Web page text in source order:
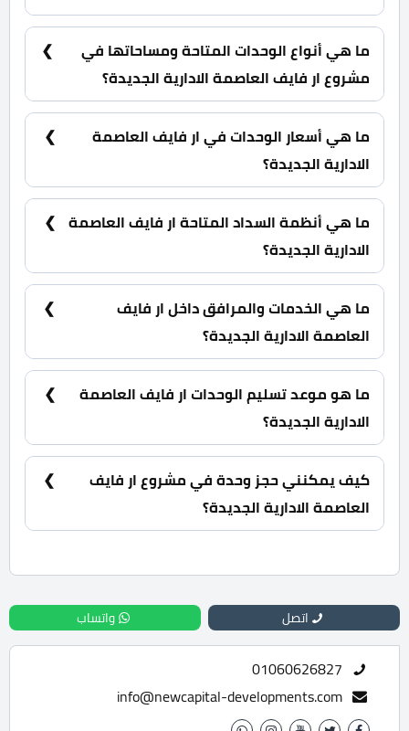
كمبوند ار فايف العاصمة الادارية الجديدة بقلب الحي
السكني الخامس R5.
ما هي أنواع الوحدات المتاحة ومساحاتها في
مشروع ار فايف العاصمة الادارية الجديدة؟
شقق سكنية بمساحات تبدأ من 79 متر مربع.
ما هي أسعار الوحدات في ار فايف العاصمة
الادارية الجديدة؟
بأسعار تبدأ من 5,667,801 جنية.
ما هي أنظمة السداد المتاحة ار فايف العاصمة
الادارية الجديدة؟
5% مقدم حجز و أيضا يتم تقسيط الباقي من المبلغ على
15 سنة.
ما هي الخدمات والمرافق داخل ار فايف
العاصمة الادارية الجديدة؟
بوليفارد تجاري، مدارس وحضانات، نادي رياضي،مرافق
ثقافية.
ما هو موعد تسليم الوحدات ار فايف العاصمة
الادارية الجديدة؟
سيتم استلام المشروع في القريب العاجل.
كيف يمكنني حجز وحدة في مشروع ار فايف
العاصمة الادارية الجديدة؟
للحجز والاستعلام اتصل بنا على : 01060626827
اتصل واتساب
01060626827
info@newcapital-developments.com